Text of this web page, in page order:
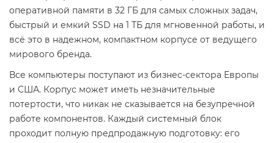
оперативной памяти в 32 ГБ для самых сложных задач,
быстрый и емкий SSD на 1 ТБ для мгновенной работы, и
всё это в надежном, компактном корпусе от ведущего
мирового бренда.
Все компьютеры поступают из бизнес-сектора Европы
и США. Корпус может иметь незначительные
потертости, что никак не сказывается на безупречной
работе компонентов. Каждый системный блок
проходит полную предпродажную подготовку: его